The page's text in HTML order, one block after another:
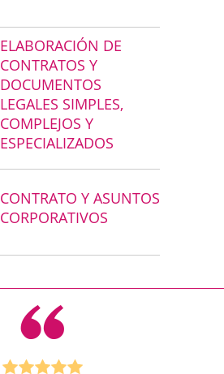
ELABORACIÓN DE
CONTRATOS Y
DOCUMENTOS
LEGALES SIMPLES,
COMPLEJOS Y
ESPECIALIZADOS
CONTRATO Y ASUNTOS
CORPORATIVOS